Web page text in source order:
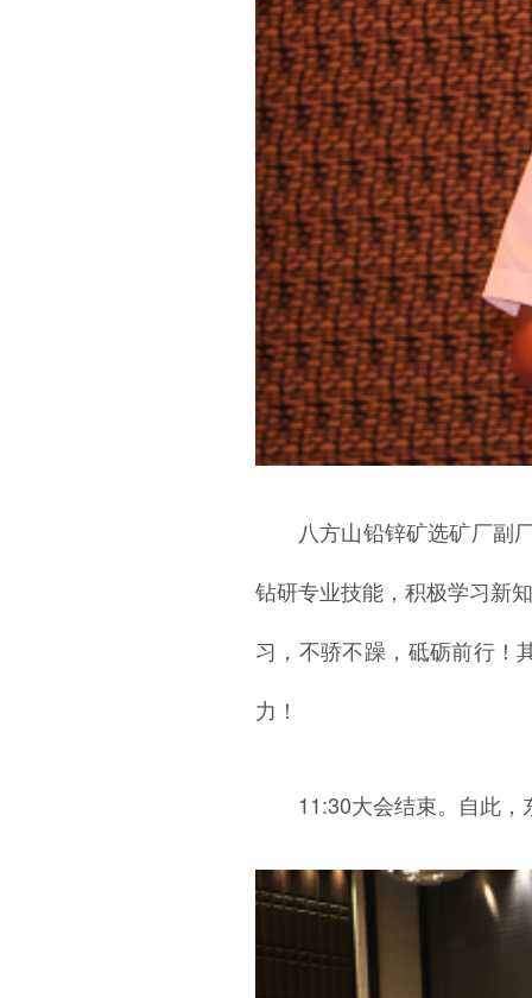
八方山铅锌矿选矿厂副
钻研专业技能，积极学习新
习，不骄不躁，砥砺前行！
力！
11:30大会结束。自此